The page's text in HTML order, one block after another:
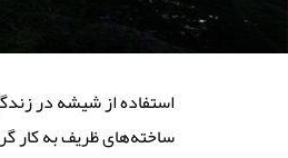
استفاده از شیشه در
ساخته‌های ظریف به کار